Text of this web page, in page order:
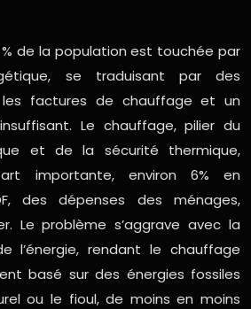
% de la population est touchée par
se traduisant par des
factures de chauffage et un
Le chauffage, pilier du
et de la sécurité thermique,
importante, environ 6% en
des dépenses des ménages,
Le problème s’aggrave avec la
l’énergie, rendant le chauffage
basé sur des énergies fossiles
ou le fioul, de moins en moins